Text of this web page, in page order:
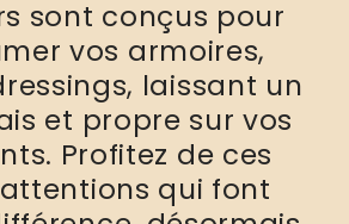
sont conçus pour
vos armoires,
laissant un
et propre sur vos
Profitez de ces
qui font